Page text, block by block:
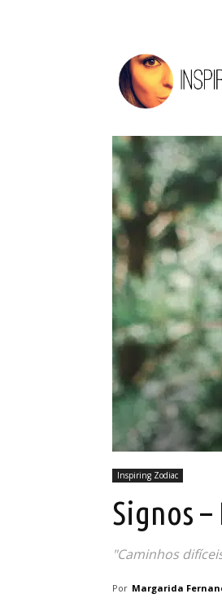
Inspiring
Life
Inspiring Zodiac
Signos
"Caminhos
Por Margarida